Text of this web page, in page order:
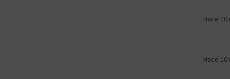
Hace
Hace